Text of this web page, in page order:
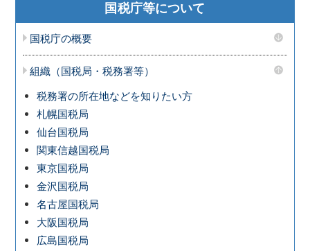
国税庁等について
国税庁の概要
組織（国税局・税務署等）
税務署の所在地などを知りたい方
札幌国税局
仙台国税局
関東信越国税局
東京国税局
金沢国税局
名古屋国税局
大阪国税局
広島国税局